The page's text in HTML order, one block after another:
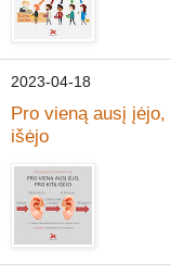
2023-04-18
Pro vieną ausį
išėjo